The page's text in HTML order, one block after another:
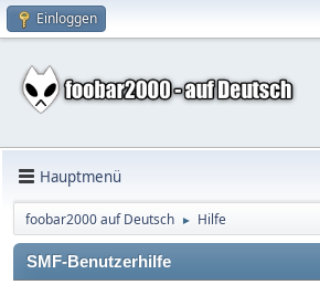
Einloggen
Hauptmenü
foobar2000 auf Deutsch ► Hilfe
SMF-Benutzerhilfe